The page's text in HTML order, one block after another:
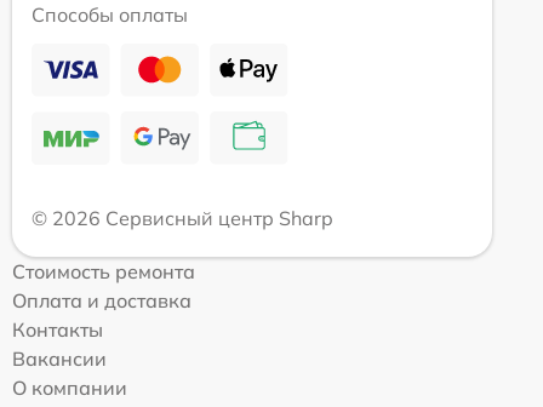
Способы оплаты
© 2026 Сервисный центр Sharp
Стоимость ремонта
Оплата и доставка
Контакты
Вакансии
О компании